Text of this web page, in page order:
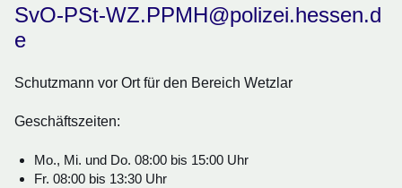
SvO-PSt-WZ.PPMH@polizei.hessen.d
e
Schutzmann vor Ort für den Bereich Wetzlar
Geschäftszeiten:
Mo., Mi. und Do. 08:00 bis 15:00 Uhr
Fr. 08:00 bis 13:30 Uhr